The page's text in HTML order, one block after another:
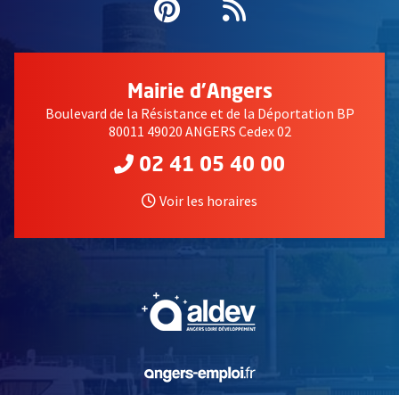
Pinterest
, Ouvre une
Flux RSS
Mairie d'Angers
Boulevard de la Résistance et de la Déportation BP
80011 49020 ANGERS Cedex 02
02 41 05 40 00
Voir les horaires